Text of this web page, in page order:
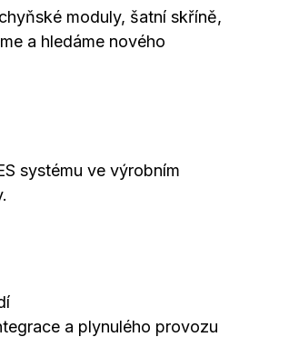
moduly, šatní skříně,
a hledáme nového
systému ve výrobním
a plynulého provozu